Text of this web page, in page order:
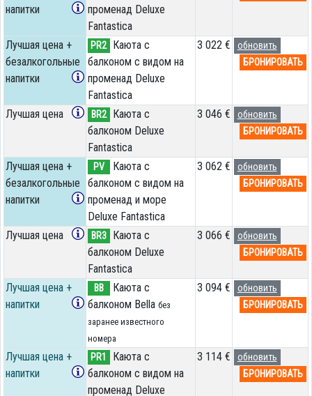
напитки
променад Deluxe
Fantastica
Лучшая цена +
безалкогольные
напитки
PR2
Каюта с
балконом с видом на
променад Deluxe
Fantastica
3 022 €
обновить
БРОНИРОВАТЬ
Лучшая цена BR2
Каюта с
балконом Deluxe
Fantastica
3 046 €
обновить
БРОНИРОВАТЬ
Лучшая цена +
безалкогольные
напитки
PV
Каюта с
балконом с видом на
променад и море
Deluxe Fantastica
3 062 €
обновить
БРОНИРОВАТЬ
Лучшая цена BR3
Каюта с
балконом Deluxe
Fantastica
3 066 €
обновить
БРОНИРОВАТЬ
Лучшая цена +
напитки
BB
Каюта с
балконом Bella без
заранее известного
номера
3 094 €
обновить
БРОНИРОВАТЬ
Лучшая цена +
напитки
PR1
Каюта с
балконом с видом на
променад Deluxe
3 114 €
обновить
БРОНИРОВАТЬ